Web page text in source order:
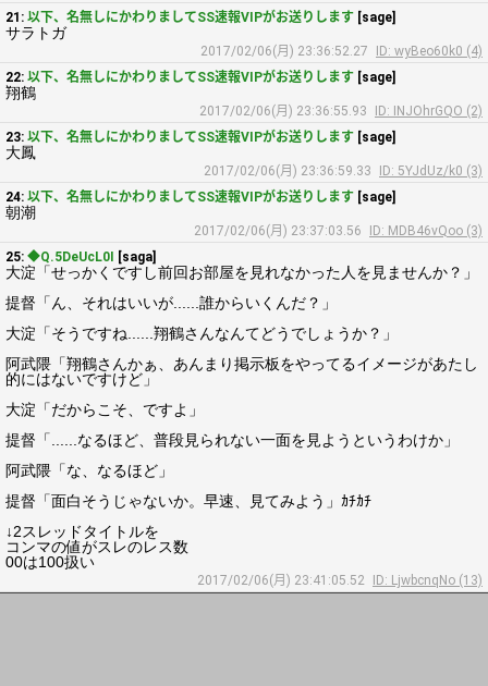
21: 以下、名無しにかわりましてSS速報VIPがお送りします [sage]
サラトガ
2017/02/06(月) 23:36:52.27
ID: wyBeo60k0 (4)
22: 以下、名無しにかわりましてSS速報VIPがお送りします [sage]
翔鶴
2017/02/06(月) 23:36:55.93
ID: INJOhrGQO (2)
23: 以下、名無しにかわりましてSS速報VIPがお送りします [sage]
大鳳
2017/02/06(月) 23:36:59.33
ID: 5YJdUz/k0 (3)
24: 以下、名無しにかわりましてSS速報VIPがお送りします [sage]
朝潮
2017/02/06(月) 23:37:03.56
ID: MDB46vQoo (3)
25: ◆Q.5DeUcL0I [saga]
大淀「せっかくですし前回お部屋を見れなかった人を見ませんか？」
提督「ん、それはいいが......誰からいくんだ？」
大淀「そうですね......翔鶴さんなんてどうでしょうか？」
阿武隈「翔鶴さんかぁ、あんまり掲示板をやってるイメージがあたし
的にはないですけど」
大淀「だからこそ、ですよ」
提督「......なるほど、普段見られない一面を見ようというわけか」
阿武隈「な、なるほど」
提督「面白そうじゃないか。早速、見てみよう」ｶﾁｶﾁ
↓2スレッドタイトルを
コンマの値がスレのレス数
00は100扱い
2017/02/06(月) 23:41:05.52 ID: LjwbcnqNo (13)